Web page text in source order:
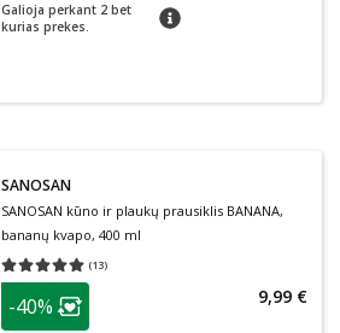
Galioja perkant 2 bet
kurias prekes.
patarimas
SANOSAN
SANOSAN kūno ir plaukų prausiklis BANANA,
bananų kvapo, 400 ml
(13)
Vidutinis įvertinimas 5.00
patarimas
Lojalumo klubo narių nuolaida
-40% 9,99 €